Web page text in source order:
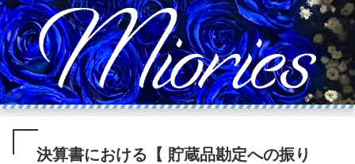
決算書における【 貯蔵品勘定への振り